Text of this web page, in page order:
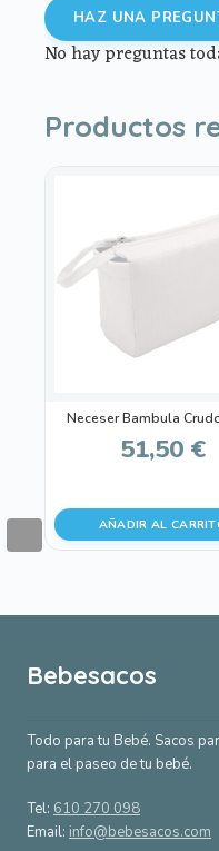
HAZ UNA
No hay preguntas
Productos
Neceser Bambula
51,50 €
AÑADIR AL
Bebesacos
Todo para tu Bebé. Sacos
para el paseo de tu bebé.
Tel: 610 270 098
Email: info@bebesacos.com